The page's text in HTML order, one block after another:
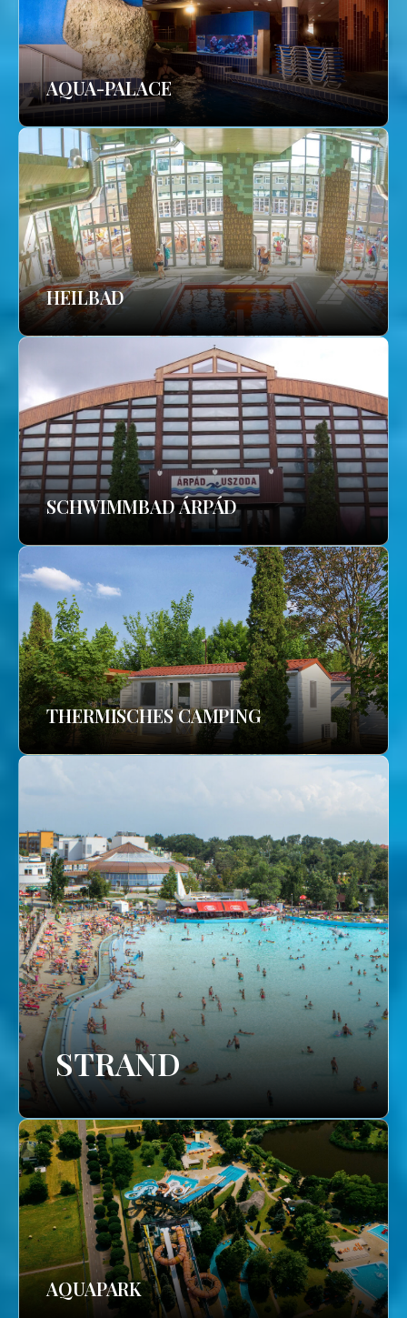
AQUA-PALACE
HEILBAD
SCHWIMMBAD ÁRPÁD
THERMISCHES CAMPING
STRAND
AQUAPARK